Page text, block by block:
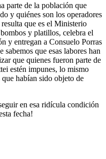
parte de la población que
y quiénes son los operadores
que es el Ministerio
y platillos, celebra el
y entregan a Consuelo Porras
sabemos que esas labores han
que quienes fueron parte de
estén impunes, lo mismo
habían sido objeto de
en esa ridícula condición
fecha!